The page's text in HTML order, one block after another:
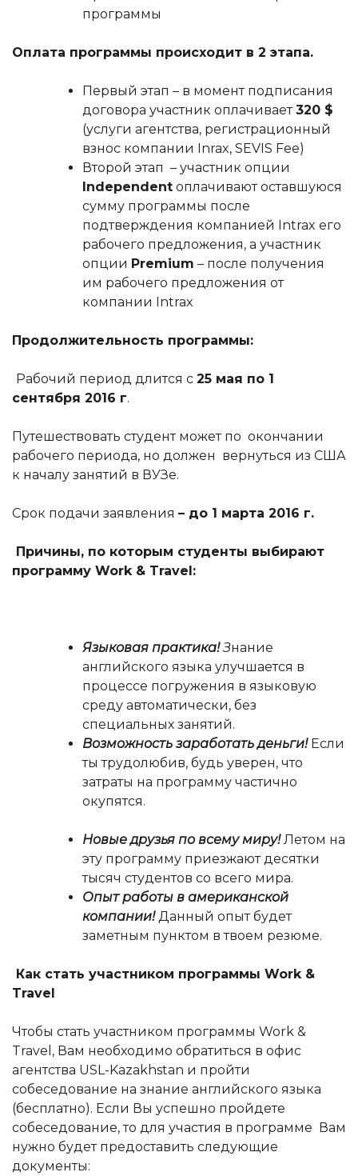
программы
Оплата программы происходит в 2 этапа.
Первый этап – в момент подписания
договора участник оплачивает320 $
(услуги агентства, регистрационный
взнос компании Inrax, SEVIS Fee)
Второй этап – участник опции
Independent оплачивают оставшуюся
сумму программы после
подтверждения компанией Intrax его
рабочего предложения, а участник
опции Premium – после получения
им рабочего предложения от
компании Intrax
Продолжительность программы:
Рабочий период длится с 25 мая по 1
сентября 2016 г.
Путешествовать студент может по окончании
рабочего периода, но должен вернуться из США
к началу занятий в ВУЗе.
Срок подачи заявления – до 1 марта 2016 г.
Причины, по которым студенты выбирают
программу Work& Travel:
Языковая практика!Знание
английского языка улучшается в
процессе погружения в языковую
среду автоматически, без
специальных занятий.
Возможность заработать деньги! Если
ты трудолюбив, будь уверен, что
затраты на программу частично
окупятся.
Новые друзья по всему миру!Летом на
эту программу приезжают десятки
тысяч студентов со всего мира.
Опыт работы в американской
компании!Данный опыт будет
заметным пунктом в твоем резюме.
Как стать участником программы Work &
Travel
Чтобы стать участником программы Work &
Travel, Вам необходимо обратиться в офис
агентства USL-Kazakhstan и пройти
собеседование на знание английского языка
(бесплатно). Если Вы успешно пройдете
собеседование, то для участия в программе Вам
нужно будет предоставить следующие
документы: